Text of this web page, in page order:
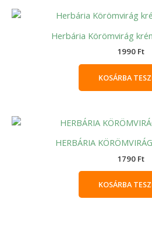
Herbária Körömvirág
1990 Ft
KOSÁRBA
HERBÁRIA
1790 Ft
KOSÁRBA